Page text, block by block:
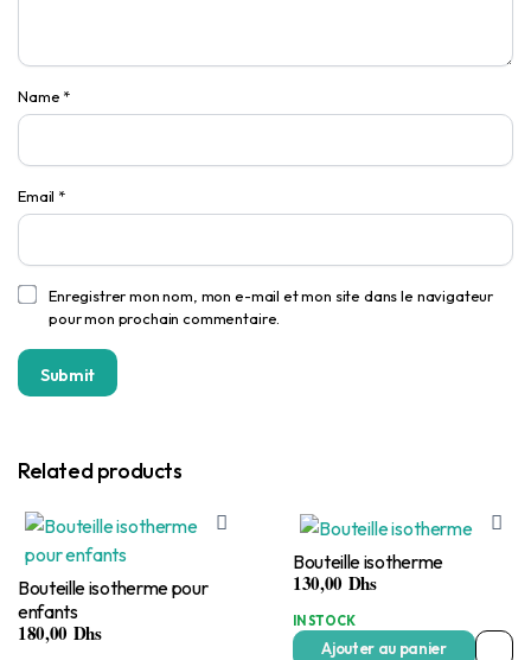
Name *
Email *
Enregistrer mon nom, mon e-mail et mon site dans le navigateur
pour mon prochain commentaire.
Related products
Bouteille isotherme pour
enfants
180,00 Dhs
Bouteille isotherme
130,00 Dhs
IN STOCK
Ajouter au panier